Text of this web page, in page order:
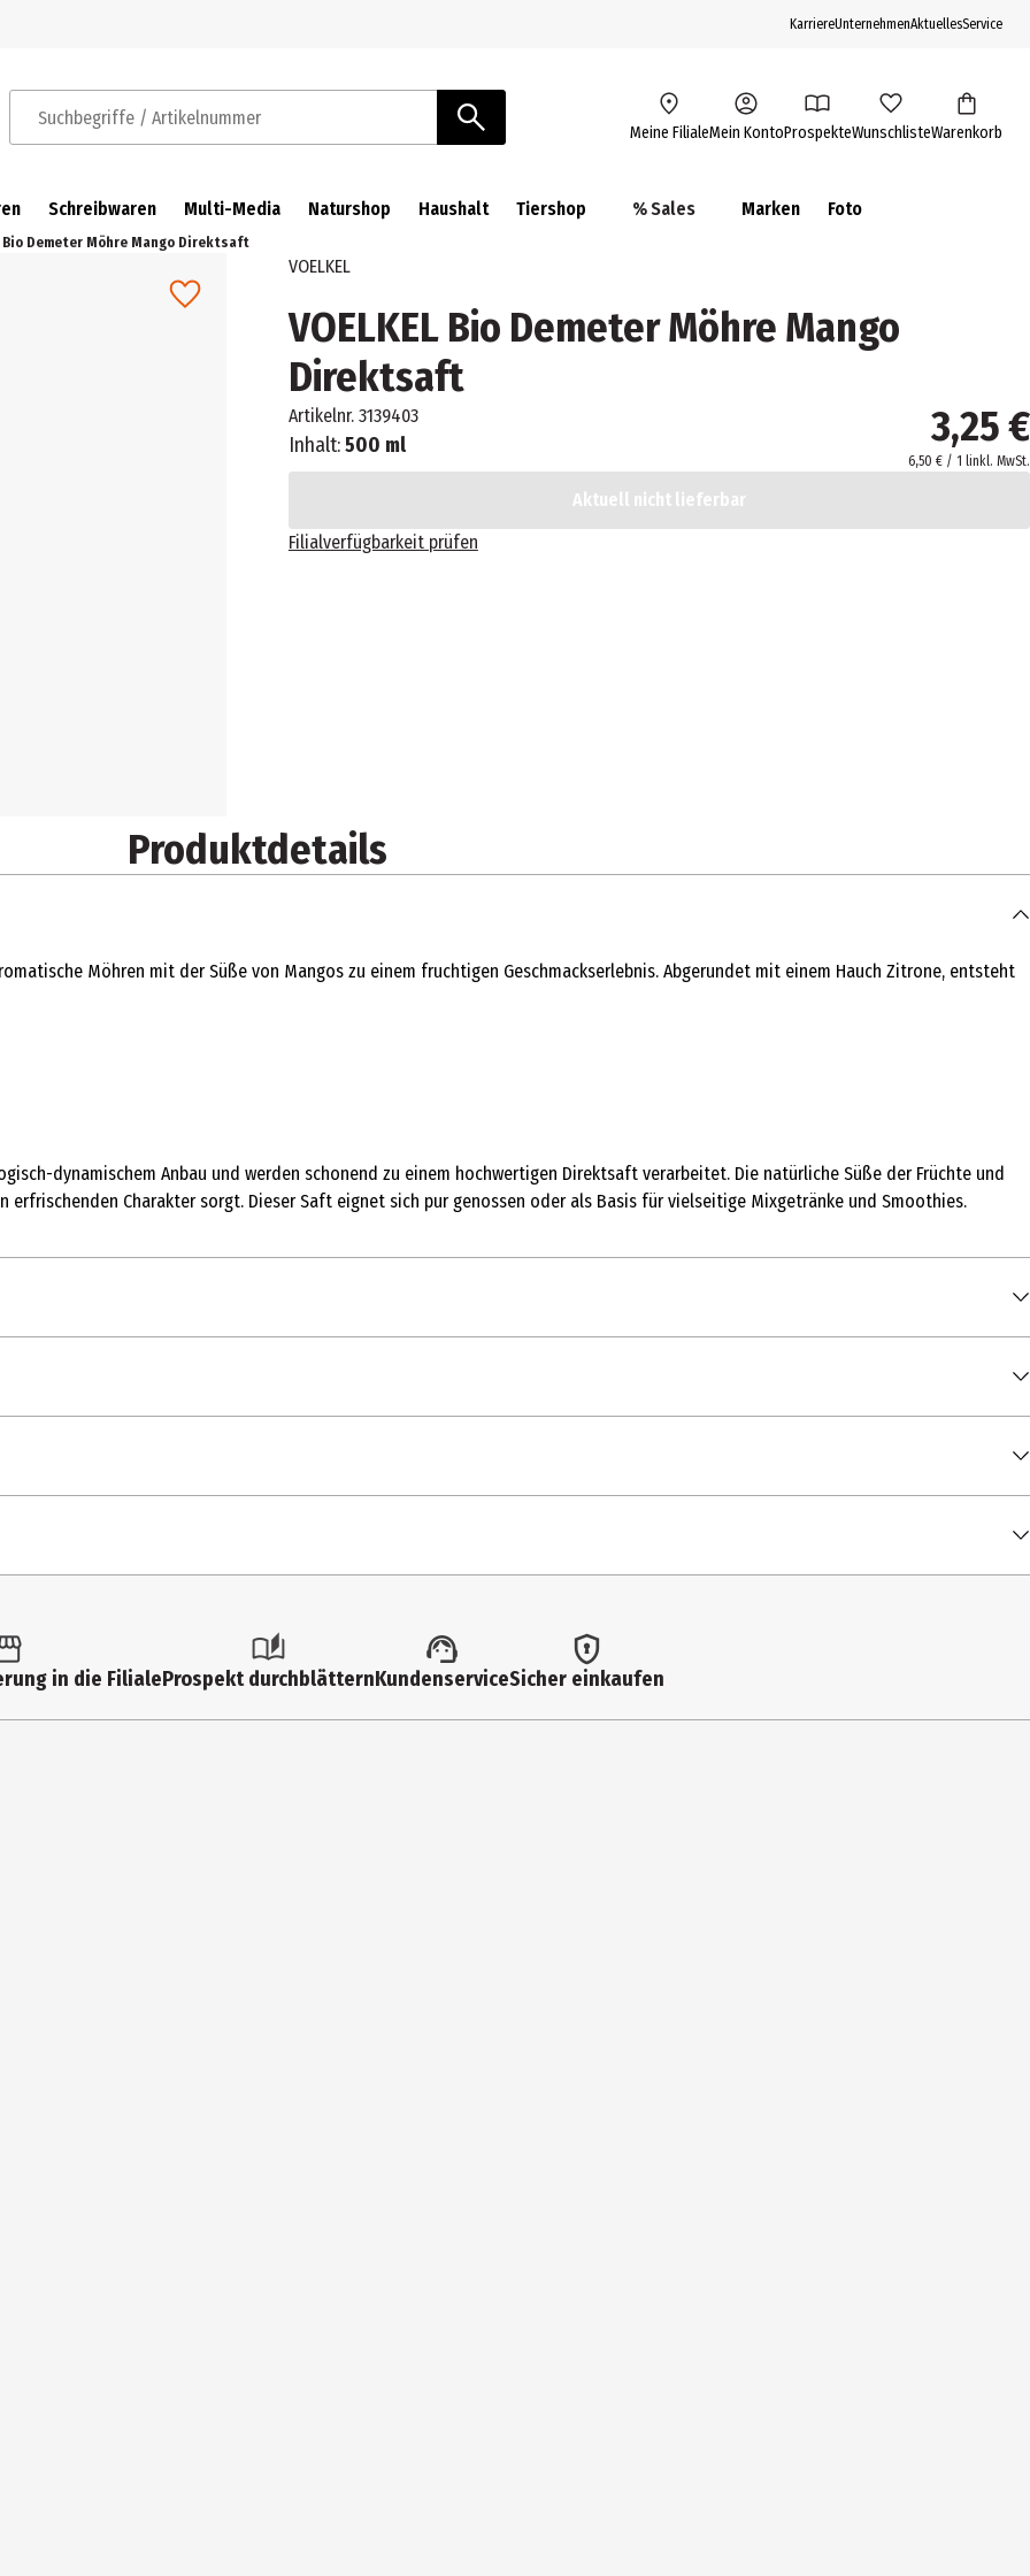
KarriereUnternehmenAktuellesService
Suchbegriffe / Artikelnummer Meine FilialeMein KontoProspekteWunschlisteWarenkorb
Schreibwaren Multi-Media Naturshop Haushalt Tiershop % Sales Marken Foto
Bio Demeter Möhre Mango Direktsaft
VOELKEL
VOELKEL Bio Demeter Möhre Mango
Direktsaft
Artikelnr. 3139403
Inhalt:500 ml 3,25 €
6,50 € / 1 linkl. MwSt.
Aktuell nicht lieferbar
Filialverfügbarkeit prüfen
Produktdetails
Möhren mit der Süße von Mangos zu einem fruchtigen Geschmackserlebnis. Abgerundet mit einem Hauch Zitrone, entsteht
dynamischem Anbau und werden schonend zu einem hochwertigen Direktsaft verarbeitet. Die natürliche Süße der Früchte und
erfrischenden Charakter sorgt. Dieser Saft eignet sich pur genossen oder als Basis für vielseitige Mixgetränke und Smoothies.
ÖKO-007
GmbH
40 kcal / 167 kJ
7,5 g
0,7 g
94%*
in die FilialeProspekt durchblätternKundenserviceSicher einkaufen